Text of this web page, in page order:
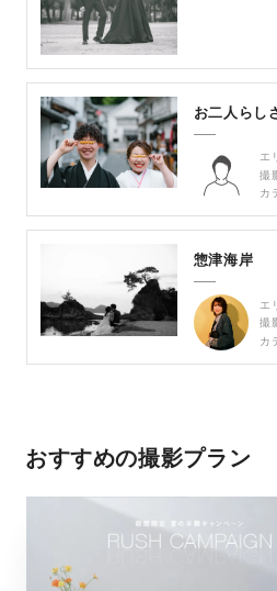
お二人らし
エ
撮
カ
惣津海岸
エ
撮
カ
おすすめの撮影プラン